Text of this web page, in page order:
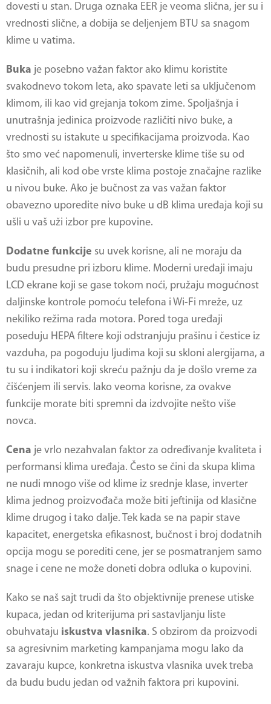
dovesti u stan. Druga oznaka EER je veoma slična, jer su i
vrednosti slične, a dobija se deljenjem BTU sa snagom
klime u vatima.
Buka je posebno važan faktor ako klimu koristite
svakodnevo tokom leta, ako spavate leti sa uključenom
klimom, ili kao vid grejanja tokom zime. Spoljašnja i
unutrašnja jedinica proizvode različiti nivo buke, a
vrednosti su istakute u specifikacijama proizvoda. Kao
što smo već napomenuli, inverterske klime tiše su od
klasičnih, ali kod obe vrste klima postoje značajne razlike
u nivou buke. Ako je bučnost za vas važan faktor
obavezno uporedite nivo buke u dB klima uređaja koji su
ušli u vaš uži izbor pre kupovine.
Dodatne funkcije su uvek korisne, ali ne moraju da
budu presudne pri izboru klime. Moderni uređaji imaju
LCD ekrane koji se gase tokom noći, pružaju mogućnost
daljinske kontrole pomoću telefona i Wi-Fi mreže, uz
nekiliko režima rada motora. Pored toga uređaji
poseduju HEPA filtere koji odstranjuju prašinu i čestice iz
vazduha, pa pogoduju ljudima koji su skloni alergijama, a
tu su i indikatori koji skreću pažnju da je došlo vreme za
čišćenjem ili servis. Iako veoma korisne, za ovakve
funkcije morate biti spremni da izdvojite nešto više
novca.
Cena je vrlo nezahvalan faktor za određivanje kvaliteta i
performansi klima uređaja. Često se čini da skupa klima
ne nudi mnogo više od klime iz srednje klase, inverter
klima jednog proizvođača može biti jeftinija od klasične
klime drugog i tako dalje. Tek kada se na papir stave
kapacitet, energetska efikasnost, bučnost i broj dodatnih
opcija mogu se porediti cene, jer se posmatranjem samo
snage i cene ne može doneti dobra odluka o kupovini.
Kako se naš sajt trudi da što objektivnije prenese utiske
kupaca, jedan od kriterijuma pri sastavljanju liste
obuhvataju iskustva vlasnika. S obzirom da proizvodi
sa agresivnim marketing kampanjama mogu lako da
zavaraju kupce, konkretna iskustva vlasnika uvek treba
da budu budu jedan od važnih faktora pri kupovini.